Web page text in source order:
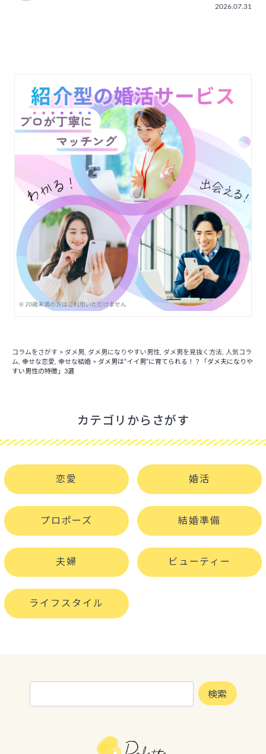
2026.07.31
コラムをさがす > ダメ男 ダメ男になりやすい男性 ダメ男を見抜く方法
人気コラ
ム
幸せな恋愛 幸せな結婚 > ダメ男は“イイ男”に育てられる！？「ダメ夫になりや
すい男性の特徴」3選
カテゴリからさがす
恋愛 婚活
プロポーズ 結婚準備
夫婦 ビューティー
ライフスタイル
検
検索